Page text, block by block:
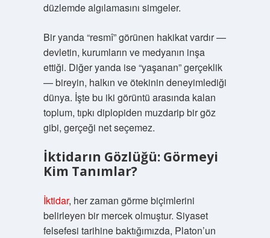
düzlemde algılamasını simgeler.
Bir yanda “resmî” görünen hakikat vardır —
devletin, kurumların ve medyanın inşa
ettiği. Diğer yanda ise “yaşanan” gerçeklik
— bireyin, halkın ve ötekinin deneyimlediği
dünya. İşte bu iki görüntü arasında kalan
toplum, tıpkı diplopiden muzdarip bir göz
gibi, gerçeği net seçemez.
İktidarın Gözlüğü: Görmeyi
Kim Tanımlar?
İktidar, her zaman görme biçimlerini
belirleyen bir mercek olmuştur. Siyaset
felsefesi tarihine baktığımızda, Platon’un